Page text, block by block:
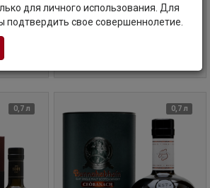
Шотландия | Айла
0,7 л 0,7 л
для личного использования. Для
подтвердить свое совершеннолетие.